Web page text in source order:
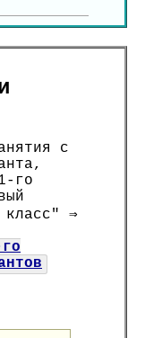
с
го
класс" ⇒